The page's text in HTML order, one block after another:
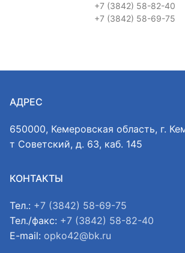
+7 (3842) 58-82-40
+7 (3842) 58-69-75
АДРЕС
650000, Кемеровская область, г.
т Советский, д. 63, каб. 145
КОНТАКТЫ
Тел.: +7 (3842) 58-69-75
Тел./факс: +7 (3842) 58-82-40
E-mail: opko42@bk.ru